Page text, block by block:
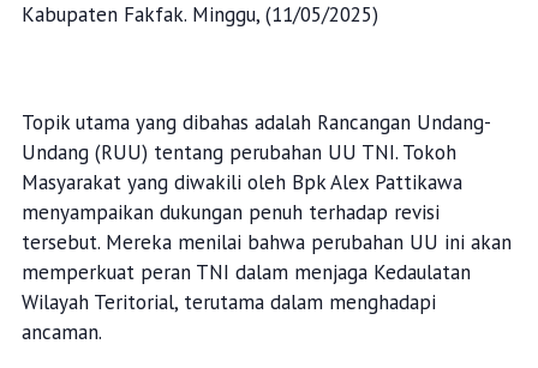
Kabupaten Fakfak. Minggu, (11/05/2025)
Topik utama yang dibahas adalah Rancangan Undang-
Undang (RUU) tentang perubahan UU TNI. Tokoh
Masyarakat yang diwakili oleh Bpk Alex Pattikawa
menyampaikan dukungan penuh terhadap revisi
tersebut. Mereka menilai bahwa perubahan UU ini akan
memperkuat peran TNI dalam menjaga Kedaulatan
Wilayah Teritorial, terutama dalam menghadapi
ancaman.